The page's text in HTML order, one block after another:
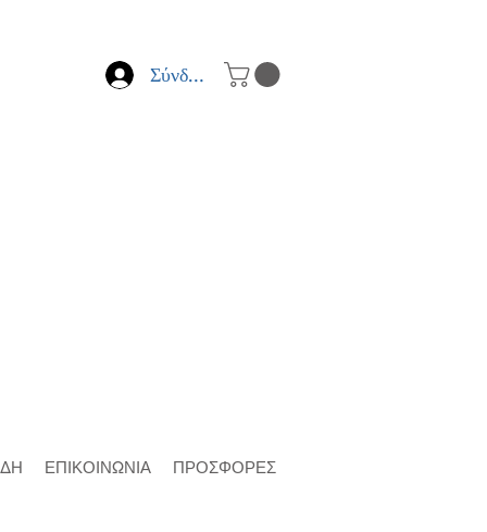
Σύνδεση
ΕΠΙΚΟΙΝΩΝΙΑ ΠΡΟΣΦΟΡΕΣ